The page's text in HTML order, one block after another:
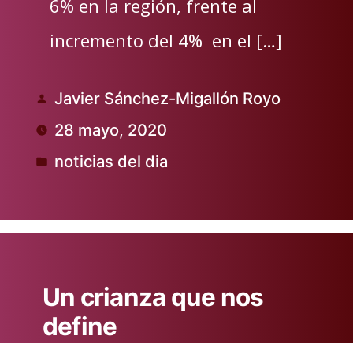
6% en la región, frente al
incremento del 4% en el […]
Publicado
por
Javier Sánchez-Migallón Royo
28 mayo, 2020
Publicado
noticias del dia
Un crianza que nos
define